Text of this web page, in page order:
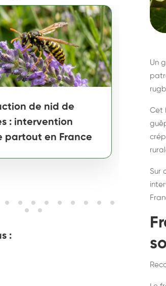
de nid de
: intervention
partout en France
:
Un
Cet
Sur